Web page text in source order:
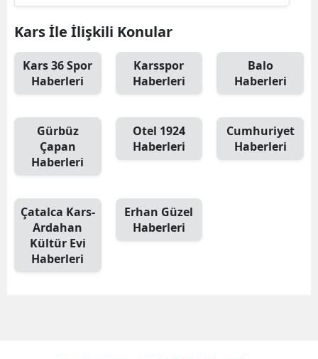
Kars İle İlişkili Konular
Kars 36 Spor
Haberleri
Karsspor
Haberleri
Balo
Haberleri
Gürbüz
Çapan
Haberleri
Otel 1924
Haberleri
Cumhuriyet
Haberleri
Çatalca Kars-
Ardahan
Kültür Evi
Haberleri
Erhan Güzel
Haberleri